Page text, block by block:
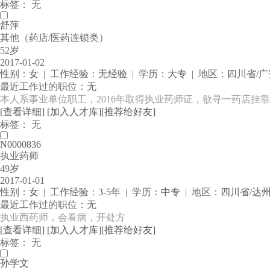
标签： 无
舒萍
其他（药店/医药连锁类）
52岁
2017-01-02
性别： 女 | 工作经验： 无经验 | 学历： 大专 | 地区： 四川省/
最近工作过的职位：无
本人系事业单位职工，2016年取得执业药师证，欲寻一药店挂
[查看详细] [加入人才库][推荐给好友]
标签： 无
N0000836
执业药师
49岁
2017-01-01
性别： 女 | 工作经验： 3-5年 | 学历： 中专 | 地区： 四川省/达
最近工作过的职位：无
执业西药师，会看病，开处方
[查看详细] [加入人才库][推荐给好友]
标签： 无
孙学文